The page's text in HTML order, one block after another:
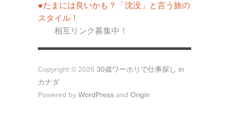
●たまには良いかも？「沈没」と言う旅の
スタイル！
相互リンク募集中！
Copyright © 2026 30歳ワーホリで仕事探し in
カナダ
Powered by WordPress and Origin